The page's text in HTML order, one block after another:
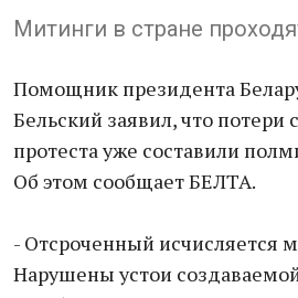
Митинги в стране
Помощник президента
Бельский заявил, что потери
протеста уже составили
Об этом сообщает БЕЛТА.
- Отсроченный исчисляется
Нарушены устои